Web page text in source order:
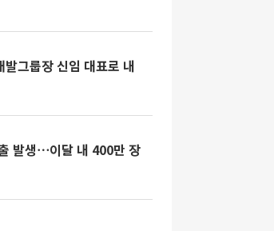
그룹장 신임 대표로 내
발생⋯이달 내 400만 장